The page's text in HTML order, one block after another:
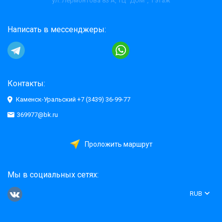
Написать в мессенджеры:
Контакты:
Каменск-Уральский +7 (3439) 36-99-77
369977@bk.ru
Проложить маршрут
Мы в социальных сетях:
RUB